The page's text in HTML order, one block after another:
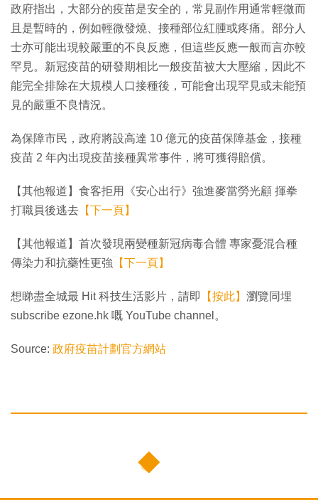
政府指出，大部分的疫苗是安全的，常見副作用通常輕微而
且是暫時的，例如輕微發燒、接種部位紅腫或疼痛。部分人
士亦可能出現較嚴重的不良反應，但這些反應一般而言亦較
罕見。新冠疫苗的研發期相比一般疫苗被大大壓縮，因此不
能完全排除在大規模人口接種後，可能會出現罕見或未能預
見的嚴重不良情況。
為保障市民，政府將設高達 10 億元的疫苗保障基金，接種
疫苗 2 年內出現疫苗接種異常事件，將可獲得賠償。
【其他報道】食客拒用《安心出行》強進麥當勞光顧 揮拳
打職員後逃去 【下一頁】
【其他報道】首次發現兩變種新冠病毒合體 專家憂混合種
傳染力和抗藥性更強 【下一頁】
想睇盡全城最 Hit 科技生活影片，請即 【按此】 瀏覽同埋
subscribe ezone.hk 嘅 YouTube channel。
Source: 政府疫苗計劃官方網站